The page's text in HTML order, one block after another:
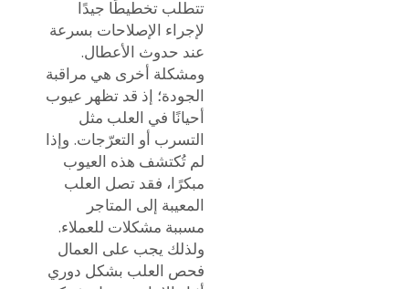
تتطلب تخطيطًا جيدًا
لإجراء الإصلاحات بسرعة
عند حدوث الأعطال.
ومشكلة أخرى هي مراقبة
الجودة؛ إذ قد تظهر عيوب
أحيانًا في العلب مثل
التسرب أو التعرّجات. وإذا
لم تُكتشف هذه العيوب
مبكرًا، فقد تصل العلب
المعيبة إلى المتاجر
مسببة مشكلات للعملاء.
ولذلك يجب على العمال
فحص العلب بشكل دوري